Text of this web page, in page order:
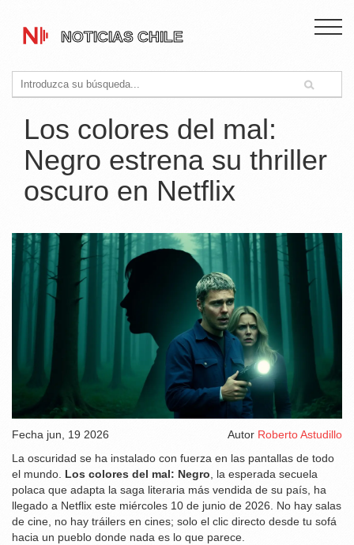
Los colores del mal:
Negro estrena su thriller
oscuro en Netflix
Fecha jun, 19 2026 Autor Roberto Astudillo
La oscuridad se ha instalado con fuerza en las pantallas de todo
el mundo. Los colores del mal: Negro , la esperada secuela
polaca que adapta la saga literaria más vendida de su país , ha
llegado a Netflix este miércoles 10 de junio de 2026. No hay salas
de cine, no hay tráilers en cines; solo el clic directo desde tu sofá
hacia un pueblo donde nada es lo que parece.